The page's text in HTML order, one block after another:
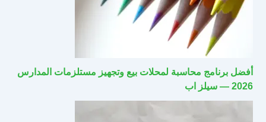
أفضل برنامج محاسبة لمحلات بيع وتجهيز مستلزمات المدارس
2026 — سيلز اب